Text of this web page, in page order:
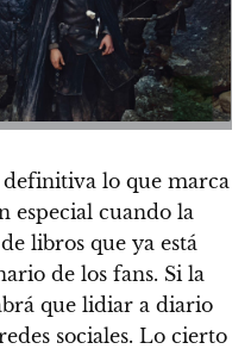
definitiva lo que marca
especial cuando la
libros que ya está
de los fans. Si la
que lidiar a diario
sociales. Lo cierto